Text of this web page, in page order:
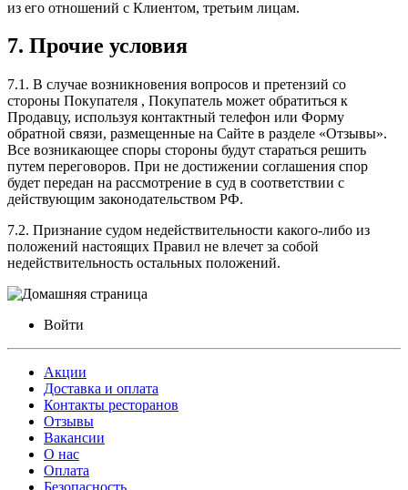
из его отношений с Клиентом, третьим лицам.
7. Прочие условия
7.1. В случае возникновения вопросов и претензий со
стороны Покупателя , Покупатель может обратиться к
Продавцу, используя контактный телефон или Форму
обратной связи, размещенные на Сайте в разделе «Отзывы».
Все возникающее споры стороны будут стараться решить
путем переговоров. При не достижении соглашения спор
будет передан на рассмотрение в суд в соответствии с
действующим законодательством РФ.
7.2. Признание судом недействительности какого-либо из
положений настоящих Правил не влечет за собой
недействительность остальных положений.
Войти
Акции
Доставка и оплата
Контакты ресторанов
Отзывы
Вакансии
О нас
Оплата